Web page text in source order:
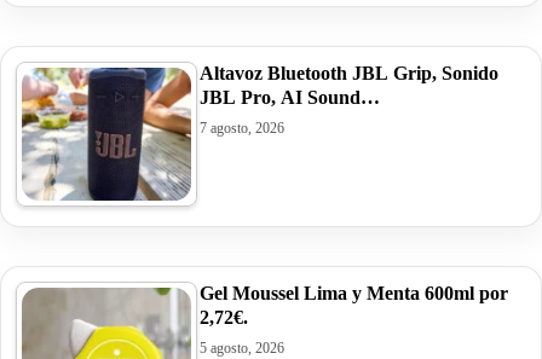
Altavoz Bluetooth JBL Grip, Sonido
JBL Pro, AI Sound…
7 agosto, 2026
Gel Moussel Lima y Menta 600ml por
2,72€.
5 agosto, 2026